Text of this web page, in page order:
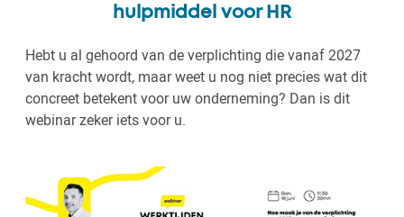
hulpmiddel voor HR
Hebt u al gehoord van de verplichting die vanaf 2027
van kracht wordt, maar weet u nog niet precies wat dit
concreet betekent voor uw onderneming? Dan is dit
webinar zeker iets voor u.